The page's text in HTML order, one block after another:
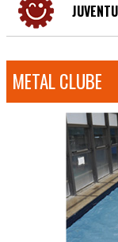
METAL CLUBE